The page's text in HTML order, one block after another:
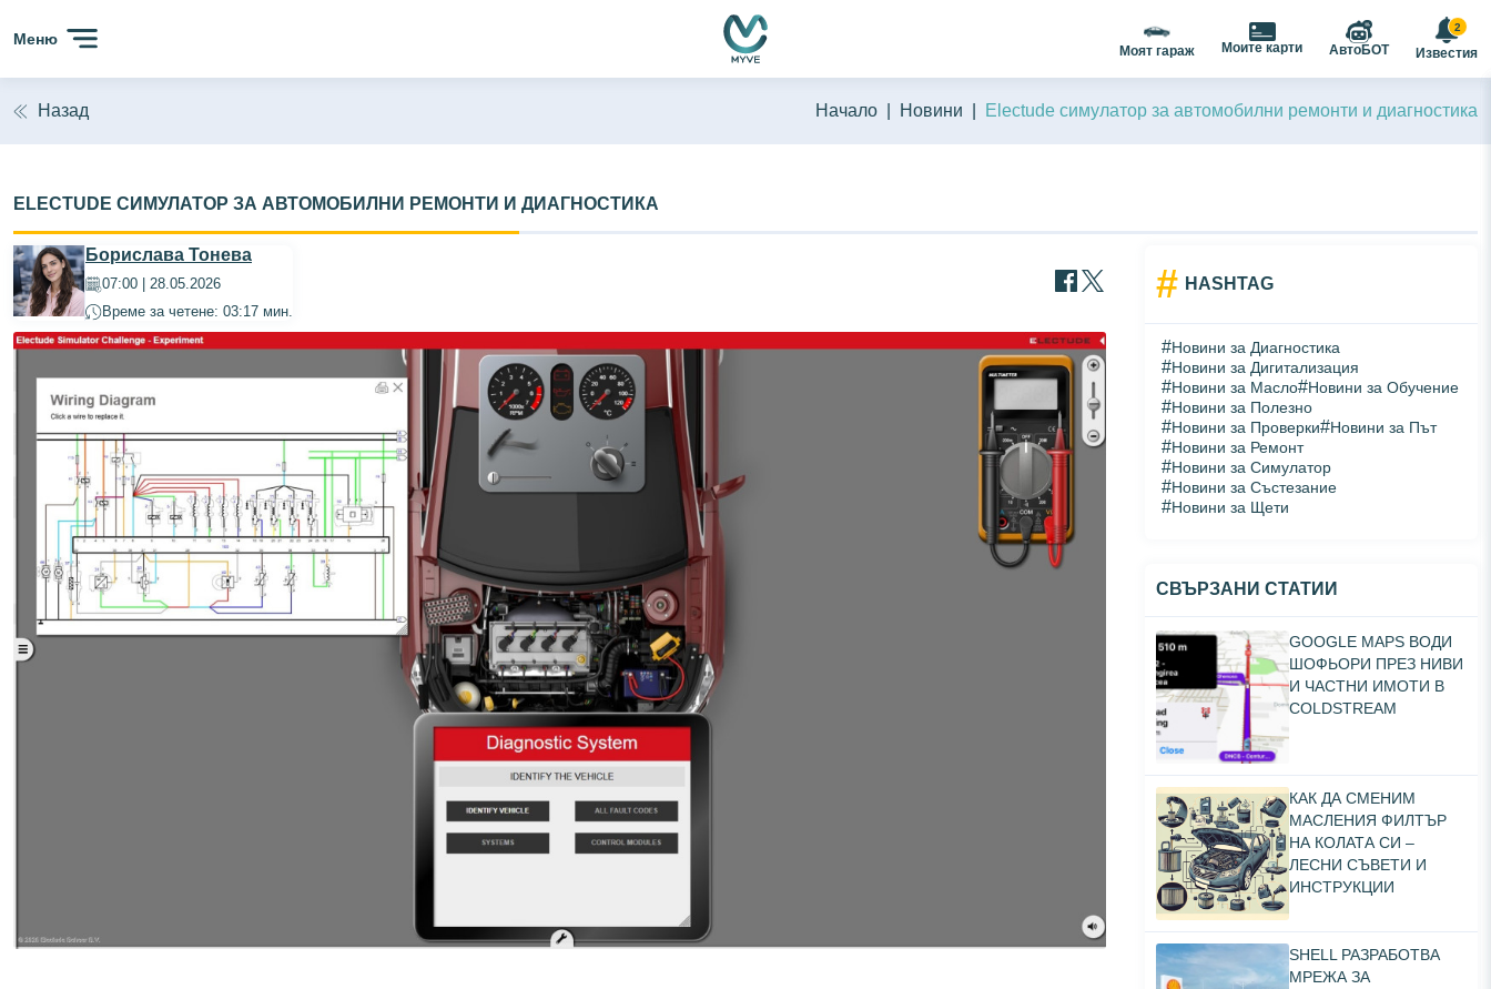
Меню
Моят гараж Моите карти АвтоБОТ
2
Известия
Назад Начало Новини Electude симулатор за автомобилни ремонти и диагностика
ELECTUDE СИМУЛАТОР ЗА АВТОМОБИЛНИ РЕМОНТИ И ДИАГНОСТИКА
Борислава Тонева
07:00 | 28.05.2026
Време за четене: 03:17 мин.
# HASHTAG
#Новини за Диагностика
#Новини за Дигитализация
#Новини за Масло#Новини за Обучение
#Новини за Полезно
#Новини за Проверки#Новини за Път
#Новини за Ремонт
#Новини за Симулатор
#Новини за Състезание
#Новини за Щети
СВЪРЗАНИ СТАТИИ
GOOGLE MAPS ВОДИ
ШОФЬОРИ ПРЕЗ НИВИ
И ЧАСТНИ ИМОТИ В
COLDSTREAM
КАК ДА СМЕНИМ
МАСЛЕНИЯ ФИЛТЪР
НА КОЛАТА СИ –
ЛЕСНИ СЪВЕТИ И
ИНСТРУКЦИИ
SHELL РАЗРАБОТВА
МРЕЖА ЗА